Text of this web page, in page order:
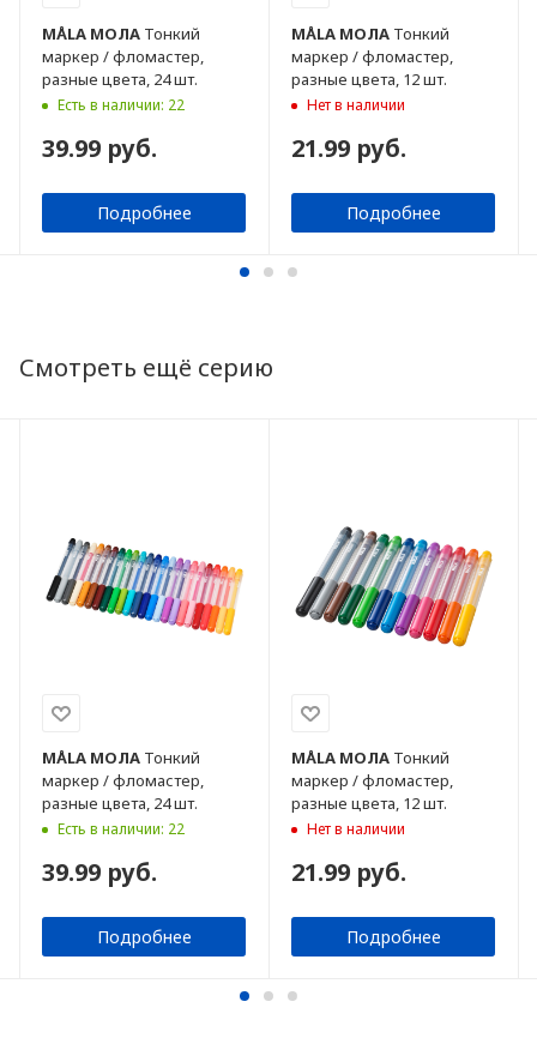
MÅLA МОЛА Тонкий
маркер / фломастер,
разные цвета, 24 шт.
Есть в наличии: 22
39.99 руб.
Подробнее
MÅLA МОЛА Тонкий
маркер / фломастер,
разные цвета, 12 шт.
Нет в наличии
21.99 руб.
Подробнее
Смотреть ещё серию
MÅLA МОЛА Тонкий
маркер / фломастер,
разные цвета, 24 шт.
Есть в наличии: 22
39.99 руб.
Подробнее
MÅLA МОЛА Тонкий
маркер / фломастер,
разные цвета, 12 шт.
Нет в наличии
21.99 руб.
Подробнее